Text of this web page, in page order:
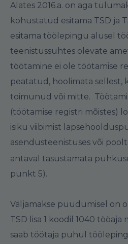
Alates 2016.a. on aga
kohustatud esitama TSD ja
esitama töölepingu alusel
teenistussuhtes olevate
töötamine ei ole töötamise
peatatud, hoolimata sellest,
toimunud või mitte.
(töötamise registri mõistes)
isiku viibimist
asendusteenistuses või
antaval tasustamata
punkt 5).
Väljamakse puudumisel on
TSD lisa 1 koodil 1040 tööaja
saab töötaja puhul